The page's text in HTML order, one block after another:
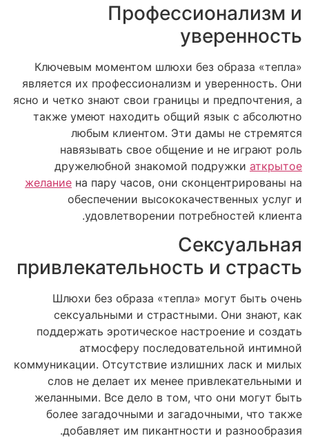
Профессионализм и
уверенность
Ключевым моментом шлюхи без образа «тепла»
является их профессионализм и уверенность. Они
ясно и четко знают свои границы и предпочтения, а
также умеют находить общий язык с абсолютно
любым клиентом. Эти дамы не стремятся
навязывать свое общение и не играют роль
дружелюбной знакомой подружки аткрытое
желание на пару часов, они сконцентрированы на
обеспечении высококачественных услуг и
удовлетворении потребностей клиента.
Сексуальная
привлекательность и страсть
Шлюхи без образа «тепла» могут быть очень
сексуальными и страстными. Они знают, как
поддержать эротическое настроение и создать
атмосферу последовательной интимной
коммуникации. Отсутствие излишних ласк и милых
слов не делает их менее привлекательными и
желанными. Все дело в том, что они могут быть
более загадочными и загадочными, что также
добавляет им пикантности и разнообразия.